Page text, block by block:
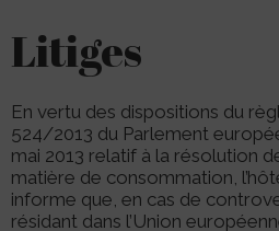
Litiges
En vertu des dispositions du
524/2013 du Parlement
mai 2013 relatif à la résolution
matière de consommation,
informe que, en cas de
résidant dans l’Union